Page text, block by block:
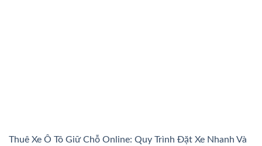
Thuê Xe Ô Tô Giữ Chỗ Online: Quy Trình Đặt Xe Nhanh Và